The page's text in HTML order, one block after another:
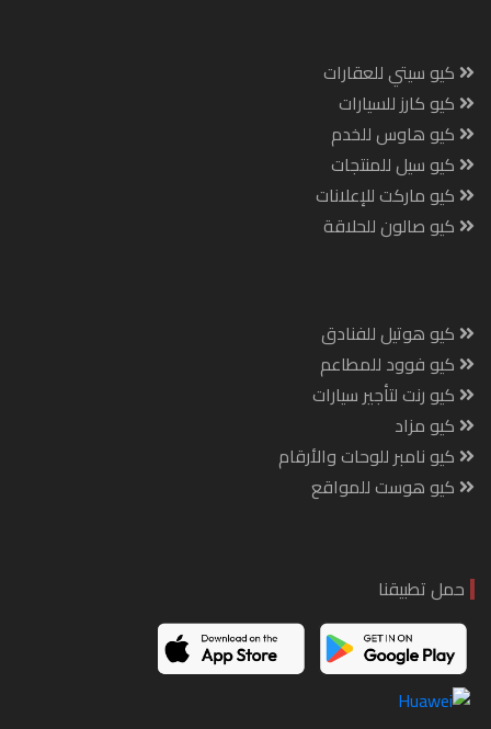
كيو سيتي للعقارات
كيو كارز للسيارات
كيو هاوس للخدم
كيو سيل للمنتجات
كيو ماركت للإعلانات
كيو صالون للحلاقة
كيو هوتيل للفنادق
كيو فوود للمطاعم
كيو رنت لتأجير سيارات
كيو مزاد
كيو نامبر للوحات والأرقام
كيو هوست للمواقع
حمل تطبيقنا